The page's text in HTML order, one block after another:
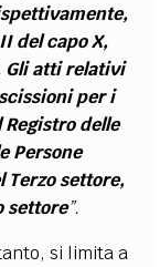
del capo X,
Gli atti relativi
per i
delle
Persone
Terzo settore,
settore”.
si limita a